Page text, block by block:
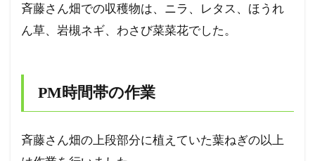
斉藤さん畑での収穫物は、ニラ、レタス、ほうれ
ん草、岩槻ネギ、わさび菜菜花でした。
PM時間帯の作業
斉藤さん畑の上段部分に植えていた葉ねぎの以上